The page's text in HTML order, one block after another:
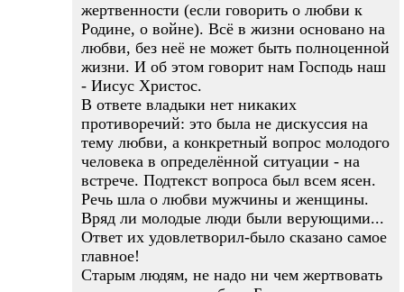
жертвенности (если говорить о любви к
Родине, о войне). Всё в жизни основано на
любви, без неё не может быть полноценной
жизни. И об этом говорит нам Господь наш
- Иисус Христос.
В ответе владыки нет никаких
противоречий: это была не дискуссия на
тему любви, а конкретный вопрос молодого
человека в определённой ситуации - на
встрече. Подтекст вопроса был всем ясен.
Речь шла о любви мужчины и женщины.
Вряд ли молодые люди были верующими...
Ответ их удовлетворил-было сказано самое
главное!
Старым людям, не надо ни чем жертвовать